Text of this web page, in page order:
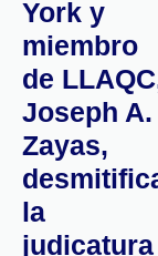
York y
miembro
de
Joseph A.
Zayas,
la
judicatura